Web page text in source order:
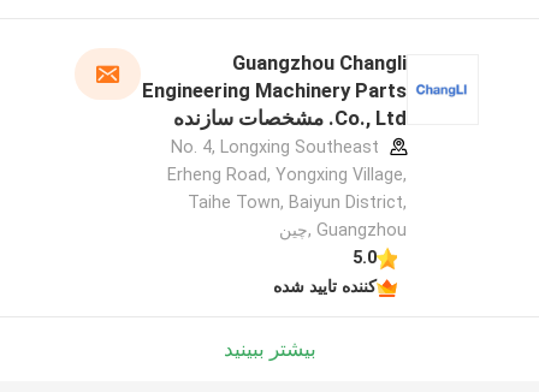
Guangzhou Changli
Engineering Machinery Parts
Co., Ltd. مشخصات سازنده
No. 4, Longxing Southeast
Erheng Road, Yongxing Village,
Taihe Town, Baiyun District,
Guangzhou ,چین
5.0
کننده تایید شده
بیشتر ببینید